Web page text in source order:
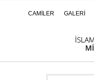
CAMİLER GALERİ